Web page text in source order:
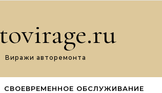
Виражи авторемонта
СВОЕВРЕМЕННОЕ ОБСЛУЖИВАНИЕ